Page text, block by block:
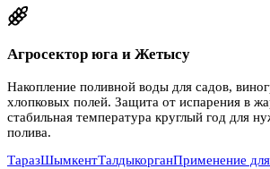
Агросектор юга и Жетысу
Накопление поливной воды для садов,
хлопковых полей. Защита от испарения в
стабильная температура круглый год для
полива.
ТаразШымкентТалдыкорганПрименение